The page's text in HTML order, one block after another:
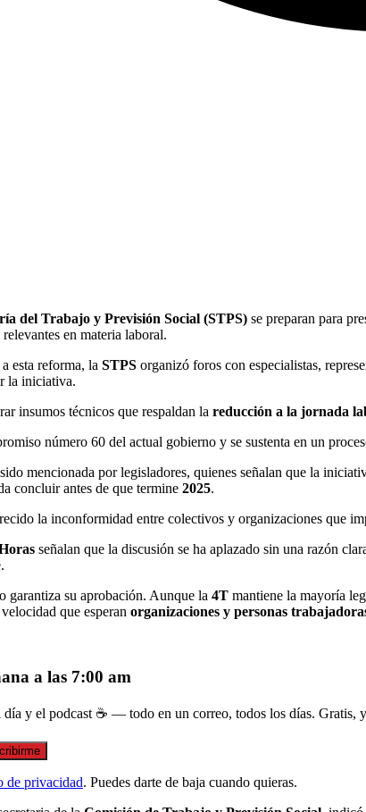
del Trabajo y Previsión Social (STPS) se preparan para
en materia laboral.
esta reforma, la STPS organizó foros con especialistas,
la iniciativa.
insumos técnicos que respaldan la reducción a la jornada
número 60 del actual gobierno y se sustenta en un
mencionada por legisladores, quienes señalan que la
concluir antes de que termine 2025.
la inconformidad entre colectivos y organizaciones que
señalan que la discusión se ha aplazado sin una razón
garantiza su aprobación. Aunque la 4T mantiene la mayoría
que esperan organizaciones y personas
a las 7:00 am
y el podcast ☕ — todo en un correo, todos los días. Gratis,
de privacidad. Puedes darte de baja cuando quieras.